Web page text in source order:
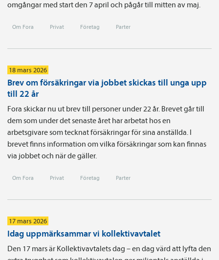
omgångar med start den 7 april och pågår till mitten av maj.
Om Fora Privat Företag Parter
18 mars 2026
Brev om försäkringar via jobbet skickas till unga upp
till 22 år
Fora skickar nu ut brev till personer under 22 år. Brevet går till
dem som under det senaste året har arbetat hos en
arbetsgivare som tecknat försäkringar för sina anställda. I
brevet finns information om vilka försäkringar som kan finnas
via jobbet och när de gäller.
Om Fora Privat Företag Parter
17 mars 2026
Idag uppmärksammar vi kollektivavtalet
Den 17 mars är Kollektivavtalets dag – en dag värd att lyfta den